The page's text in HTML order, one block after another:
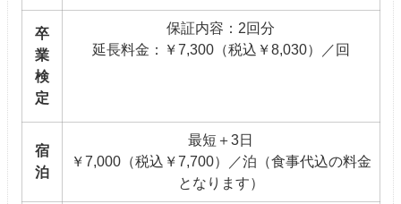
卒
業
検
定
保証内容：2回分
延長料金：￥7,300（税込￥8,030）／回
宿
泊
最短＋3日
￥7,000（税込￥7,700）／泊（食事代込の料金
となります）